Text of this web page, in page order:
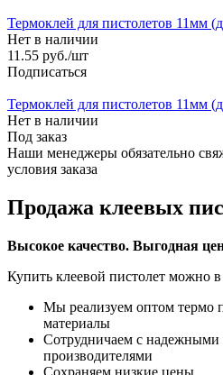
Термоклей для пистолетов 11мм
Нет в наличии
11.55 руб./шт
Подписаться
Термоклей для пистолетов 11мм
Нет в наличии
Под заказ
Наши менеджеры обязательно
условия заказа
Продажа клеевых
Высокое качество. Выгодная
Купить клеевой пистолет можно
Мы реализуем оптом термо
материалы
Сотрудничаем с
производителями
Сохраняем низкие цены